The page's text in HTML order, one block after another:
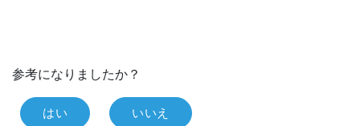
参考になりましたか？
はい いいえ